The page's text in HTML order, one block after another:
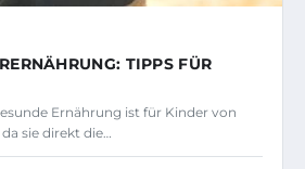
TIPPS FÜR
Ernährung ist für Kinder von
sie direkt die…